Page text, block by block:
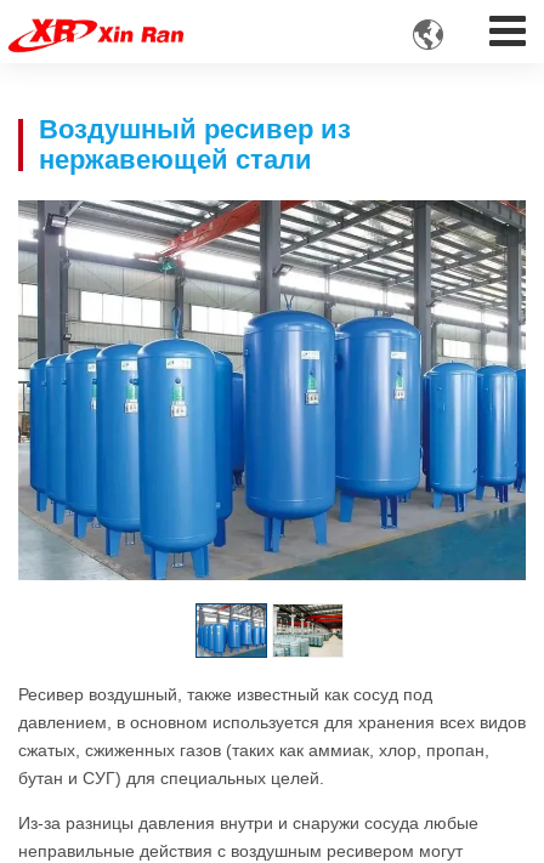

Воздушный ресивер из
нержавеющей стали
Ресивер воздушный, также известный как сосуд под
давлением, в основном используется для хранения всех видов
сжатых, сжиженных газов (таких как аммиак, хлор, пропан,
бутан и СУГ) для специальных целей.
Из-за разницы давления внутри и снаружи сосуда любые
неправильные действия с воздушным ресивером могут